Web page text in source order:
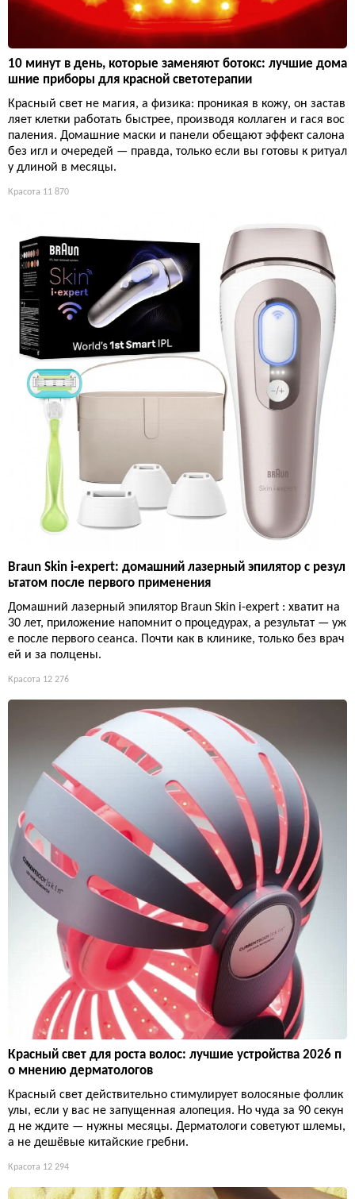
10 минут в день, которые заменяют ботокс: лучшие дома
шние приборы для красной светотерапии
Красный свет не магия, а физика: проникая в кожу, он застав
ляет клетки работать быстрее, производя коллаген и гася вос
паления. Домашние маски и панели обещают эффект салона
без игл и очередей — правда, только если вы готовы к ритуал
у длиной в месяцы.
Красота 11 870
Braun Skin i-expert: домашний лазерный эпилятор с резул
ьтатом после первого применения
Домашний лазерный эпилятор Braun Skin i-expert : хватит на
30 лет, приложение напомнит о процедурах, а результат — уж
е после первого сеанса. Почти как в клинике, только без врач
ей и за полцены.
Красота 12 276
Красный свет для роста волос: лучшие устройства 2026 п
о мнению дерматологов
Красный свет действительно стимулирует волосяные фоллик
улы, если у вас не запущенная алопеция. Но чуда за 90 секун
д не ждите — нужны месяцы. Дерматологи советуют шлемы,
а не дешёвые китайские гребни.
Красота 12 294